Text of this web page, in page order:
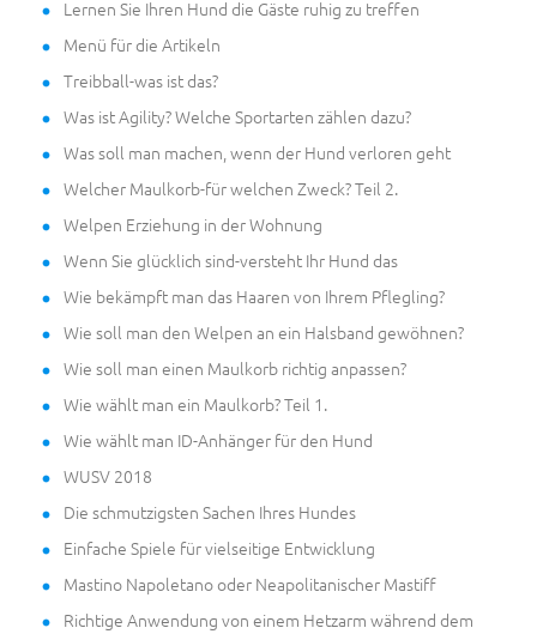
Lernen Sie Ihren Hund die Gäste ruhig zu treffen
Menü für die Artikeln
Treibball-was ist das?
Was ist Agility? Welche Sportarten zählen dazu?
Was soll man machen, wenn der Hund verloren geht
Welcher Maulkorb-für welchen Zweck? Teil 2.
Welpen Erziehung in der Wohnung
Wenn Sie glücklich sind-versteht Ihr Hund das
Wie bekämpft man das Haaren von Ihrem Pflegling?
Wie soll man den Welpen an ein Halsband gewöhnen?
Wie soll man einen Maulkorb richtig anpassen?
Wie wählt man ein Maulkorb? Teil 1.
Wie wählt man ID-Anhänger für den Hund
WUSV 2018
Die schmutzigsten Sachen Ihres Hundes
Einfache Spiele für vielseitige Entwicklung
Mastino Napoletano oder Neapolitanischer Mastiff
Richtige Anwendung von einem Hetzarm während dem